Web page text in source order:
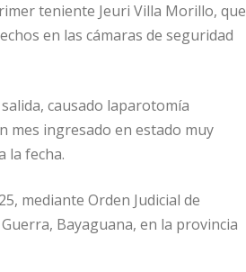
teniente Jeuri Villa Morillo, que
en las cámaras de seguridad
causado laparotomía
mes ingresado en estado muy
la fecha.
mediante Orden Judicial de
Bayaguana, en la provincia